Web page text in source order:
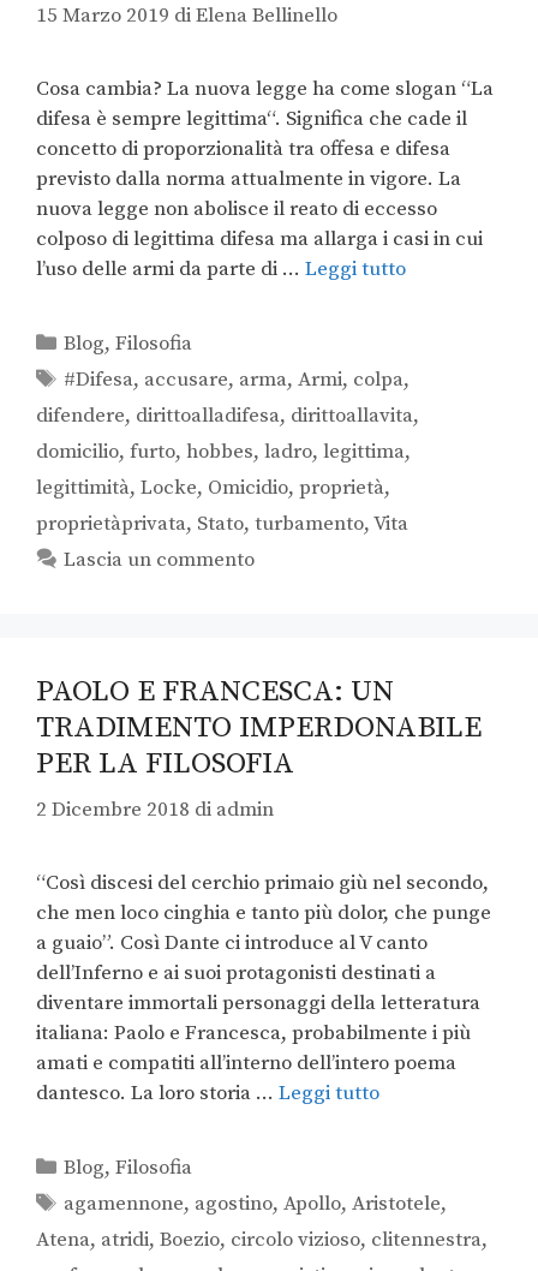
15 Marzo 2019 diElena Bellinello
Cosa cambia? La nuova legge ha come slogan “La
difesa è sempre legittima“. Significa che cade il
concetto di proporzionalità tra offesa e difesa
previsto dalla norma attualmente in vigore. La
nuova legge non abolisce il reato di eccesso
colposo di legittima difesa ma allarga i casi in cui
l’uso delle armi da parte di … Leggi tutto
Blog,Filosofia
#Difesa, accusare, arma,Armi, colpa,
difendere, dirittoalladifesa, dirittoallavita,
domicilio, furto, hobbes, ladro, legittima,
legittimità, Locke, Omicidio, proprietà,
proprietàprivata, Stato, turbamento,Vita
Lascia un commento
PAOLO E FRANCESCA: UN
TRADIMENTO IMPERDONABILE
PER LA FILOSOFIA
2 Dicembre 2018 di admin
“Così discesi del cerchio primaio giù nel secondo,
che men loco cinghia e tanto più dolor, che punge
a guaio”. Così Dante ci introduce al V canto
dell’Inferno e ai suoi protagonisti destinati a
diventare immortali personaggi della letteratura
italiana: Paolo e Francesca, probabilmente i più
amati e compatiti all’interno dell’intero poema
dantesco. La loro storia … Leggi tutto
Blog,Filosofia
agamennone, agostino,Apollo,Aristotele,
Atena, atridi, Boezio, circolo vizioso, clitennestra,